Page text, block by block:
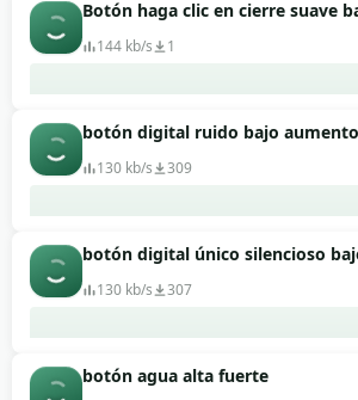
Botón haga clic en cierre suave
144 kb/s 1
botón digital ruido bajo aumento
130 kb/s 309
botón digital único silencioso
130 kb/s 307
botón agua alta fuerte